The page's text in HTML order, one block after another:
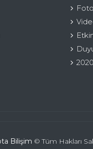
Bilişim © Tüm Hakları